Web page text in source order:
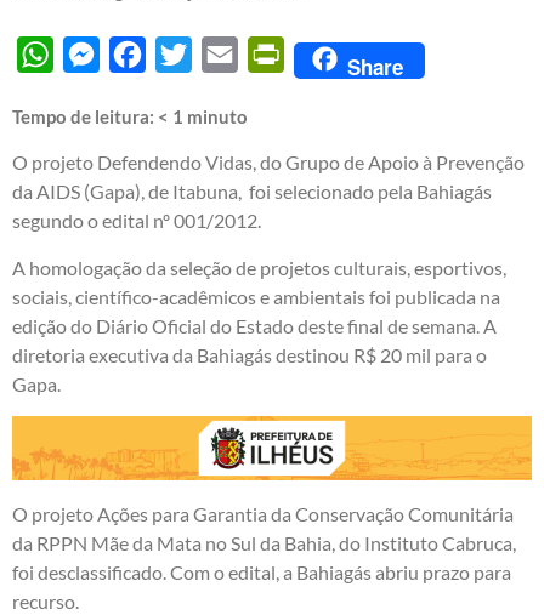
WhatsAppMessengerFacebook
Twitter Email PrintFriendly
Share
Tempo de leitura: < 1 minuto
O projeto Defendendo Vidas, do Grupo de Apoio à Prevenção
da AIDS (Gapa), de Itabuna, foi selecionado pela Bahiagás
segundo o edital nº 001/2012.
A homologação da seleção de projetos culturais, esportivos,
sociais, científico-acadêmicos e ambientais foi publicada na
edição do Diário Oficial do Estado deste final de semana. A
diretoria executiva da Bahiagás destinou R$ 20 mil para o
Gapa.
O projeto Ações para Garantia da Conservação Comunitária
da RPPN Mãe da Mata no Sul da Bahia, do Instituto Cabruca,
foi desclassificado. Com o edital, a Bahiagás abriu prazo para
recurso.